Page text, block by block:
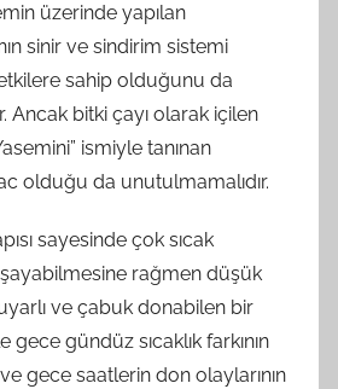
üzerinde yapılan
sinir ve sindirim sistemi
sahip olduğunu da
bitki çayı olarak içilen
ismiyle tanınan
olduğu da unutulmamalıdır.
sayesinde çok sıcak
rağmen düşük
ve çabuk donabilen bir
gece gündüz sıcaklık farkının
gece saatlerin don olaylarının